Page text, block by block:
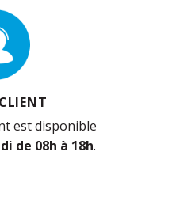
est disponible
de 08h à 18h.